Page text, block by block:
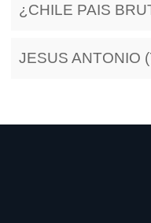
¿CHILE PAIS
JESUS ANTONIO